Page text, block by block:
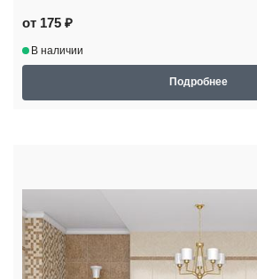
от 175 ₽
В наличии
Подробнее